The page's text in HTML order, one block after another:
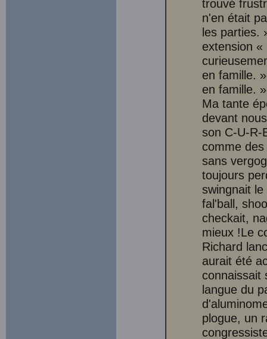
trouvé
n'en était
les parties.
extension
en famille.
en famille.
Ma tante
devant
son C-U-R-
comme
sans
toujours
swingnait
fal'ball,
checkait,
mieux !Le
Richard
aurait été
connaissait
langue du
plogue, un